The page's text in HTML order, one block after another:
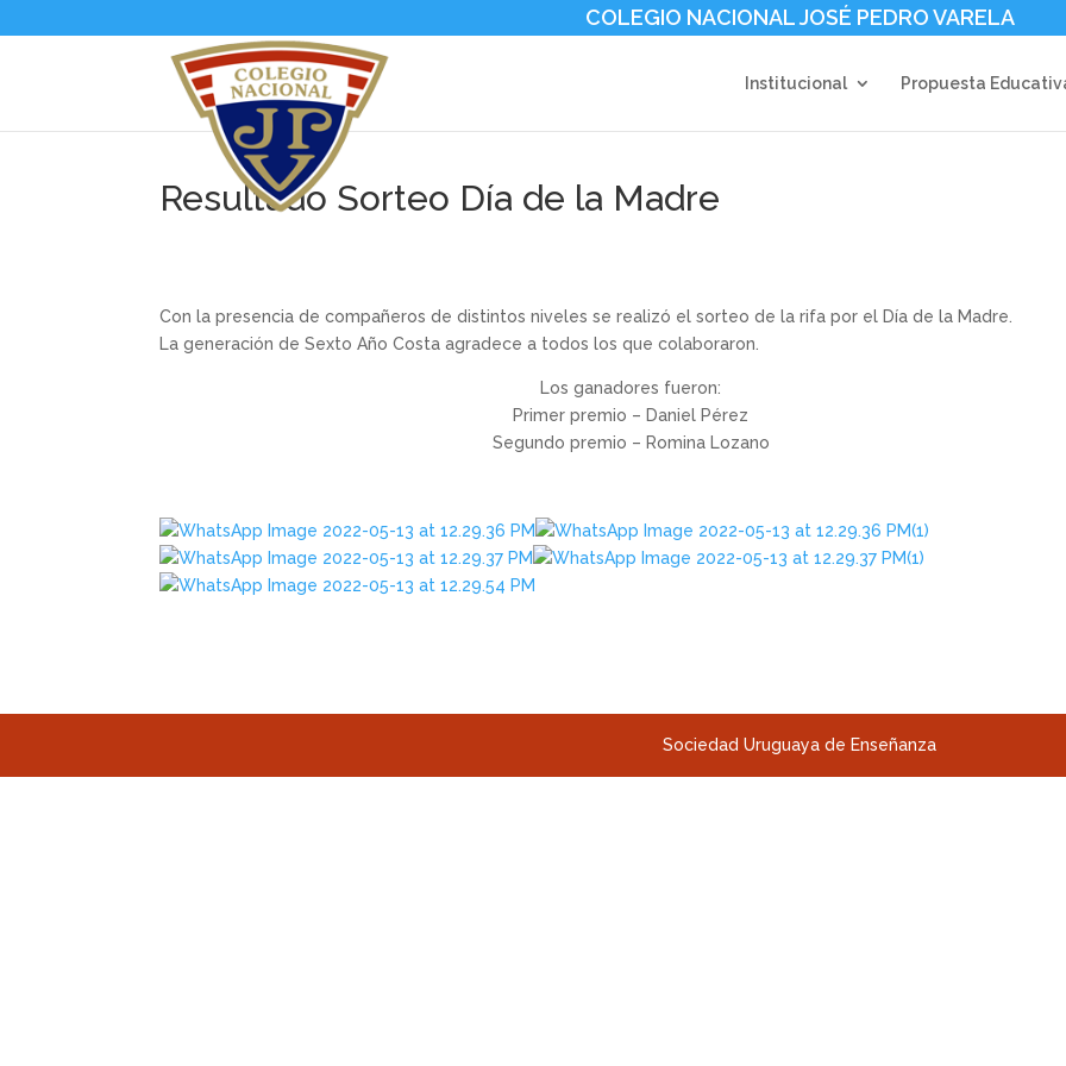
COLEGIO NACIONAL JOSÉ PEDRO VARELA
Institucional Propuesta
Resultado Sorteo Día de la Madre
Con la presencia de compañeros de distintos niveles se realizó el sorteo de la rifa por el Día de la Madre.
La generación de Sexto Año Costa agradece a todos los que colaboraron.
Los ganadores fueron:
Primer premio – Daniel Pérez
Segundo premio – Romina Lozano
Sociedad Uruguaya de Enseñanza